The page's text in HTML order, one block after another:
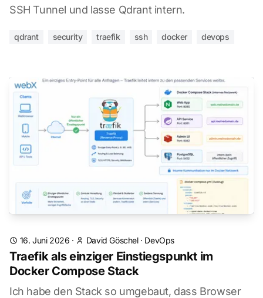
SSH Tunnel und lasse Qdrant intern.
qdrant security traefik ssh docker devops
16. Juni 2026 · David Göschel· DevOps
Traefik als einziger Einstiegspunkt im
Docker Compose Stack
Ich habe den Stack so umgebaut, dass Browser